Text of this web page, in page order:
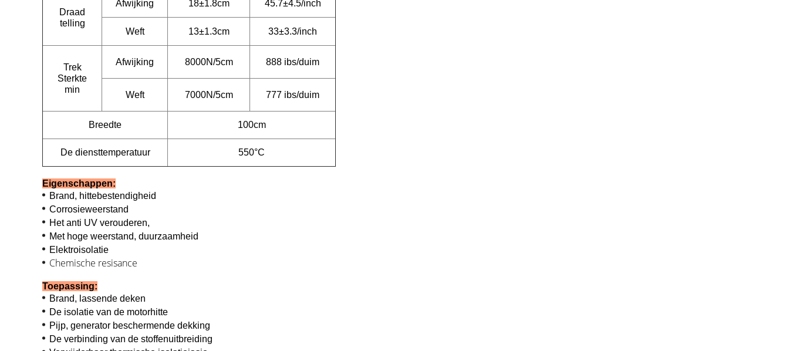
Draad
telling
Afwijking 18±1.8cm 45.7±4.5/inch
Weft 13±1.3cm 33±3.3/inch
Trek
Sterkte
min
Afwijking 8000N/5cm 888 ibs/duim
Weft 7000N/5cm 777 ibs/duim
Breedte 100cm
De diensttemperatuur 550°C
Eigenschappen:
Brand, hittebestendigheid
Corrosieweerstand
Het anti UV verouderen,
Met hoge weerstand, duurzaamheid
Elektroisolatie
Chemische resisance
Toepassing:
Brand, lassende deken
De isolatie van de motorhitte
Pijp, generator beschermende dekking
De verbinding van de stoffenuitbreiding